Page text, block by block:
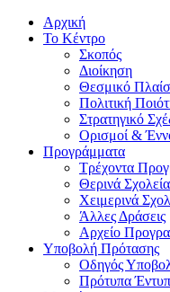
Αρχική
Το Κέντρο
Σκοπός
Διοίκηση
Θεσμικό
Πολιτική
Στρατηγικό
Ορισμοί &
Προγράμματα
Τρέχοντα
Θερινά Σχολεία
Χειμερινά
Άλλες Δράσεις
Αρχείο
Υποβολή Πρότασης
Οδηγός
Πρότυπα